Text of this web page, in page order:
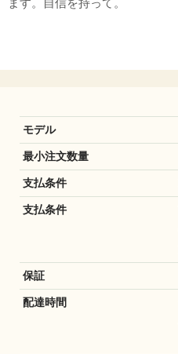
ます。自信を持って。
モデル
最小注文数量
支払条件
支払条件
保証
配達時間